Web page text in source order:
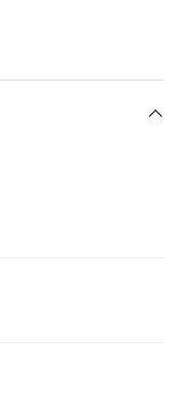
DIN 340 Norm
in
1000 N/mm²
von 73 mm, was
für professionelle